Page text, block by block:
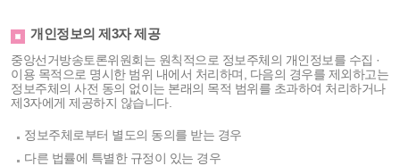
개인정보의 제3자 제공
중앙선거방송토론위원회는 원칙적으로 정보주체의 개인정보를 수집 ·
이용 목적으로 명시한 범위 내에서 처리하며, 다음의 경우를 제외하고는
정보주체의 사전 동의 없이는 본래의 목적 범위를 초과하여 처리하거나
제3자에게 제공하지 않습니다.
정보주체로부터 별도의 동의를 받는 경우
다른 법률에 특별한 규정이 있는 경우